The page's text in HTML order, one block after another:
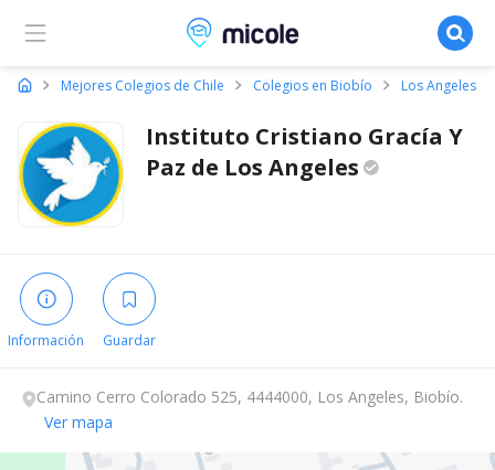
Micole, buscador de colegios
Mejores Colegios de Chile Colegios en Biobío Los Angeles
Instituto Cristiano Gracía Y
Paz de Los Angeles
Información Guardar
Camino Cerro Colorado 525, 4444000, Los Angeles, Biobío.
Ver mapa